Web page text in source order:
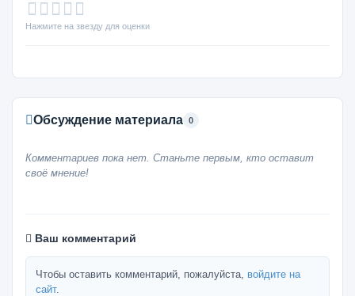
Нажмите на звезду для оценки
Обсуждение материала 0
Комментариев пока нет. Станьте первым, кто оставит
своё мнение!
Ваш комментарий
Чтобы оставить комментарий, пожалуйста, войдите на
сайт.